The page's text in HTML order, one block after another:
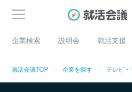
企業検索 説明会 就活支援
就活会議TOP 企業を探す テレビ・